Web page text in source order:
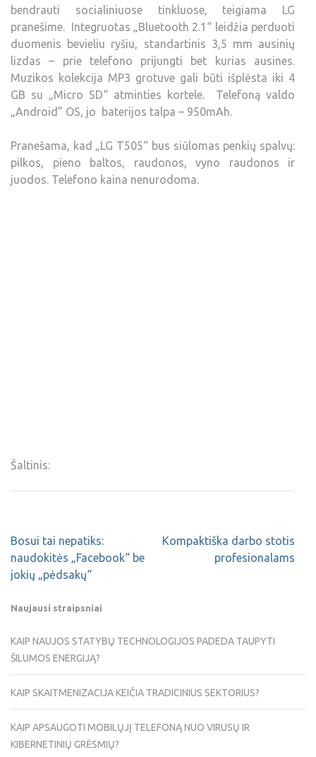
bendrauti socialiniuose tinkluose, teigiama LG
pranešime. Integruotas „Bluetooth 2.1“ leidžia perduoti
duomenis bevieliu ryšiu, standartinis 3,5 mm ausinių
lizdas – prie telefono prijungti bet kurias ausines.
Muzikos kolekcija MP3 grotuve gali būti išplėsta iki 4
GB su „Micro SD“ atminties kortele. Telefoną valdo
„Android” OS, jo baterijos talpa – 950mAh.
Pranešama, kad „LG T505“ bus siūlomas penkių spalvų:
pilkos, pieno baltos, raudonos, vyno raudonos ir
juodos. Telefono kaina nenurodoma.
Šaltinis:
Bosui tai nepatiks:
naudokitės „Facebook“ be
jokių „pėdsakų“
Kompaktiška darbo stotis
profesionalams
Naujausi straipsniai
KAIP NAUJOS STATYBŲ TECHNOLOGIJOS PADEDA TAUPYTI
ŠILUMOS ENERGIJĄ?
KAIP SKAITMENIZACIJA KEIČIA TRADICINIUS SEKTORIUS?
KAIP APSAUGOTI MOBILŲJĮ TELEFONĄ NUO VIRUSŲ IR
KIBERNETINIŲ GRĖSMIŲ?